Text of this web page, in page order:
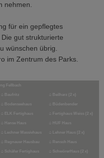
nehmen.
für ein gepflegtes
gut strukturierte
wünschen übrig.
im Zentrum des Parks.
Fellbach
⌂ Baufritz ⌂ Beilharz (2 x)
⌂ Bodenseehaus ⌂ Büdenbender
⌂ ELK Fertighaus ⌂ Fertighaus Weiss (2 x)
⌂ Hanse Haus ⌂ HUF Haus
⌂ Lechner Massivhaus ⌂ Lehner Haus (2 x)
⌂ Regnauer Hausbau ⌂ Rensch Haus
⌂ Schäfer Fertighaus ⌂ SchwörerHaus (2 x)